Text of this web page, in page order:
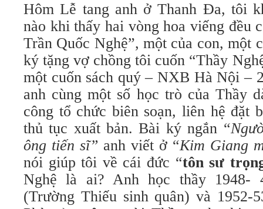
Hôm Lễ tang anh ở Thanh Đa, tôi
nào khi thấy hai vòng hoa viếng đều
Trần Quốc Nghệ”, một của con, một
ký tặng vợ chồng tôi cuốn “Thầy
một cuốn sách quý – NXB Hà Nội –
anh cùng một số học trò của Thầy
công tổ chức biên soạn, liên hệ đặt
thủ tục xuất bản. Bài ký ngắn “
ông tiến sĩ” anh viết ở “Kim Giang
nói giúp tôi về cái đức “tôn sư
Nghệ là ai? Anh học thầy
(Trường Thiếu sinh quân) và 1952-